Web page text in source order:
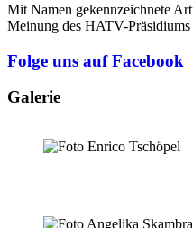
Mit Namen gekennzeichnete
Meinung des HATV-Präsidiums
Folge uns auf Facebook
Galerie